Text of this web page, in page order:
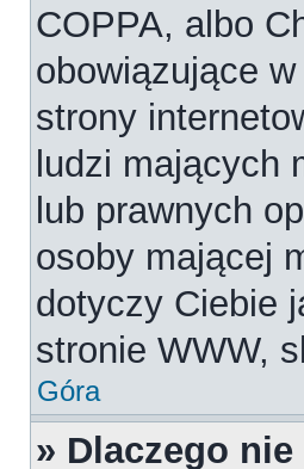
COPPA, albo
obowiązujące
strony
ludzi mających
lub prawnych
osoby mającej
dotyczy Ciebie
stronie WWW,
Góra
» Dlaczego